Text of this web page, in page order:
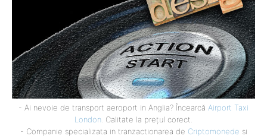
- Ai nevoie de transport aeroport in Anglia? Încearcă Airport Taxi
London . Calitate la prețul corect.
- Companie specializata in tranzactionarea de Criptomonede si